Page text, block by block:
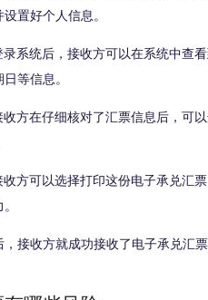
置好个人信息。
统后，接收方可以在系统中查看
等信息。
在仔细核对了汇票信息后，可以
可以选择打印这份电子承兑汇票
收方就成功接收了电子承兑汇票